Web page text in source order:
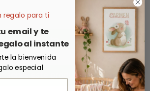
al carrito
sobre este producto
regalo para ti
email y te
al instante
la bienvenida
especial